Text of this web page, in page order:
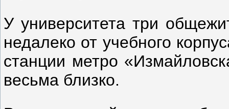
У университета три
недалеко от учебного
станции метро
весьма близко.